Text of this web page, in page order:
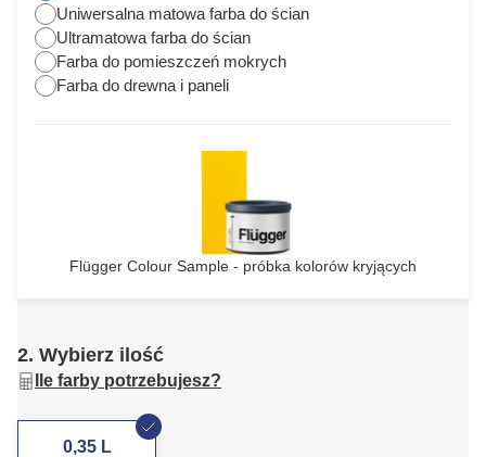
Uniwersalna matowa farba do ścian
Ultramatowa farba do ścian
Farba do pomieszczeń mokrych
Farba do drewna i paneli
Flügger Colour Sample - próbka kolorów kryjących
2. Wybierz ilość
Ile farby potrzebujesz?
0,35 L